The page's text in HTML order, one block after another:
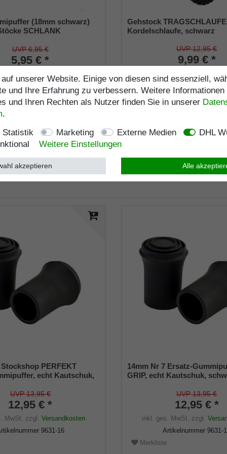
(18mm schwarz)
SCHLANK
(VE 1 Stück)
UVP 6,95 €
5,95 € *
MwSt.
Versandkosten
1946-S
Gehstock
Kordelschlaufe, schwarz
UVP 12,95 €
9,99 € *
Artikelnummer
Merkliste
PERFEKT
echt Kautschuk,
UVP 13,95 €
12,95 € *
MwSt. zzgl. Versandkosten
9631-16
14mm Nr 7 Ersatz-
GRIP, echt Kautschuk,
UVP 13,95 €
12,95 € *
inkl. ges. MwSt. zzgl.
Artikelnummer9631-
Merkliste
unserer Website. Einige von diesen sind essenziell,
und Ihre Erfahrung zu verbessern. Weitere
und Ihren Rechten als Nutzer finden Sie in unserer
.
Statistik
Marketing Externe Medien
DHL
Weitere Einstellungen
Alle
akzeptieren